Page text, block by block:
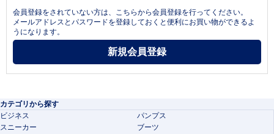
会員登録をされていない方は、こちらから会員登録を行ってください。
メールアドレスとパスワードを登録しておくと便利にお買い物ができるよ
うになります。
カテゴリから探す
ビジネス
パンプス
スニーカー
ブーツ